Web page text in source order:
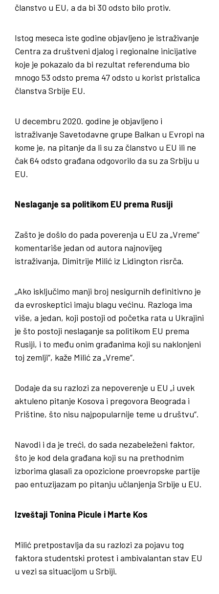
članstvo u EU, a da bi 30 odsto bilo protiv.
Istog meseca iste godine objavljeno je istraživanje
Centra za društveni djalog i regionalne inicijative
koje je pokazalo da bi rezultat referenduma bio
mnogo 53 odsto prema 47 odsto u korist pristalica
članstva Srbije EU.
U decembru 2020. godine je objavljeno i
istraživanje Savetodavne grupe Balkan u Evropi na
kome je, na pitanje da li su za članstvo u EU ili ne
čak 64 odsto građana odgovorilo da su za Srbiju u
EU.
Neslaganje sa politikom EU prema Rusiji
Zašto je došlo do pada poverenja u EU za „Vreme“
komentariše jedan od autora najnovijeg
istraživanja, Dimitrije Milić iz Lidington risrča.
„Ako isključimo manji broj nesigurnih definitivno je
da evroskeptici imaju blagu većinu. Razloga ima
više, a jedan, koji postoji od početka rata u Ukrajini
je što postoji neslaganje sa politikom EU prema
Rusiji, i to među onim građanima koji su naklonjeni
toj zemlji“, kaže Milić za „Vreme“.
Dodaje da su razlozi za nepoverenje u EU „i uvek
aktuleno pitanje Kosova i pregovora Beograda i
Prištine, što nisu najpopularnije teme u društvu“.
Navodi i da je treći, do sada nezabeleženi faktor,
što je kod dela građana koji su na prethodnim
izborima glasali za opozicione proevropske partije
pao entuzijazam po pitanju učlanjenja Srbije u EU.
Izveštaji Tonina Picule i Marte Kos
Milić pretpostavlja da su razlozi za pojavu tog
faktora studentski protest i ambivalantan stav EU
u vezi sa situacijom u Srbiji.